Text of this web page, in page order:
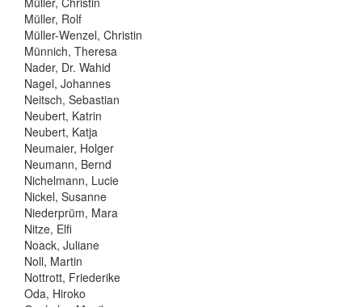
Müller, Rolf
Müller-Wenzel, Christin
Münnich, Theresa
Nader, Dr. Wahid
Nagel, Johannes
Neitsch, Sebastian
Neubert, Katrin
Neubert, Katja
Neumaier, Holger
Neumann, Bernd
Nichelmann, Lucie
Nickel, Susanne
Niederprüm, Mara
Nitze, Elfi
Noack, Juliane
Noll, Martin
Nottrott, Friederike
Oda, Hiroko